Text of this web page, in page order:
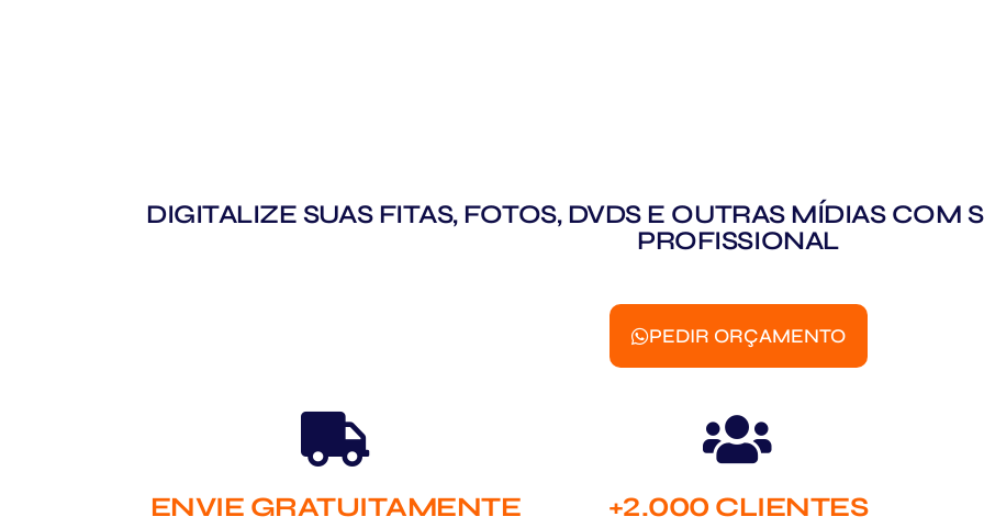
DIGITALIZE SUAS FITAS, FOTOS, DVDS E OUTRAS MÍDIAS COM
PROFISSIONAL
PEDIR ORÇAMENTO
ENVIE GRATUITAMENTE +2.000 CLIENTES